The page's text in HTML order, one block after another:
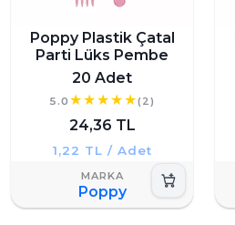
Poppy Plastik Çatal
Parti Lüks Pembe
20 Adet
5.0 (2)
24,36 TL
1,22 TL / Adet
Poppy